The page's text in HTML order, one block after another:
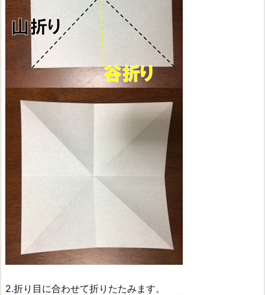
2.折り目に合わせて折りたたみます。